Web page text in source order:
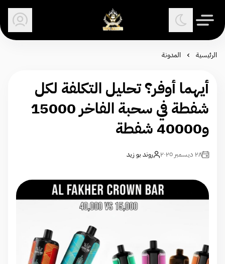
وكلاء الفيب - معتمد في
الرئيسية المدونة
أيهما أوفر؟ تحليل التكلفة لكل
شفطة في سحبة الفاخر 15000
و40000 شفطة
٢٨ ديسمبر ٢٠٢٥ روند بو زيد